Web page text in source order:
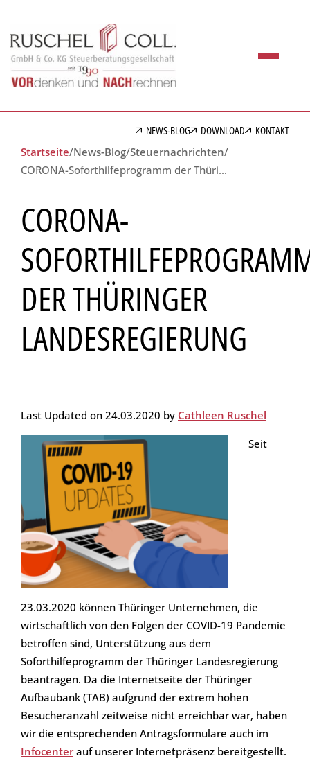
NEWS-BLOG DOWNLOAD
KONTAKT
Startseite/News-Blog/Steuernachrichten/
CORONA-Soforthilfeprogramm der Thüringer Landesregierung
CORONA-
DER THÜRINGER
LANDESREGIERUNG
Last Updated on 24.03.2020 by Cathleen Ruschel
Seit
23.03.2020 können Thüringer Unternehmen, die
wirtschaftlich von den Folgen der COVID-19 Pandemie
betroffen sind, Unterstützung aus dem
Soforthilfeprogramm der Thüringer Landesregierung
beantragen. Da die Internetseite der Thüringer
Aufbaubank (TAB) aufgrund der extrem hohen
Besucheranzahl zeitweise nicht erreichbar war, haben
wir die entsprechenden Antragsformulare auch im
Infocenterauf unserer Internetpräsenz bereitgestellt.